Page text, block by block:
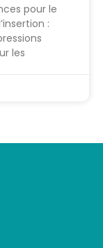
pour le
:
les